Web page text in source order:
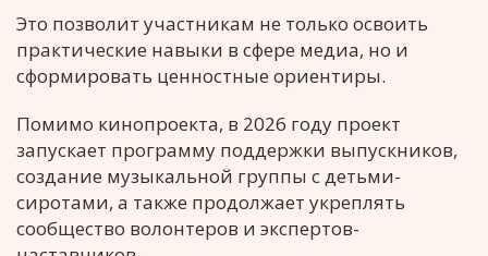
Это позволит участникам не только освоить
практические навыки в сфере медиа, но и
сформировать ценностные ориентиры.
Помимо кинопроекта, в 2026 году проект
запускает программу поддержки выпускников,
создание музыкальной группы с детьми-
сиротами, а также продолжает укреплять
сообщество волонтеров и экспертов-